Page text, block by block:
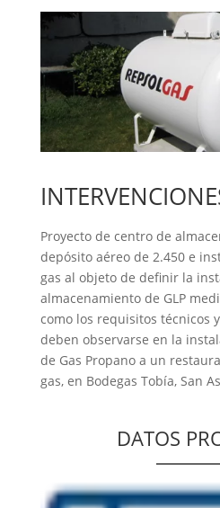
Proyecto de centro de
depósito aéreo de 2.450 e
gas al objeto de definir la
almacenamiento de GLP
como los requisitos técnicos
deben observarse en la
de Gas Propano a un
gas, en Bodegas Tobía, San
DATOS